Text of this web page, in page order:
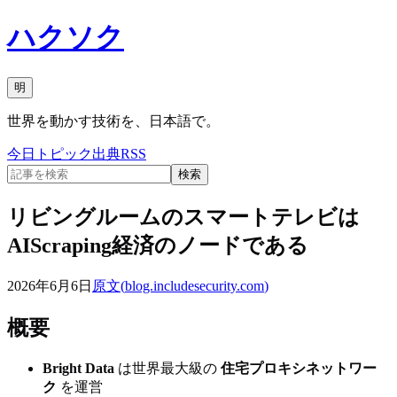
ハクソク
明
世界を動かす技術を、日本語で。
今日 トピック出典RSS
検索
リビングルームのスマートテレビは
AIScraping経済のノードである
2026年6月6日 原文(blog.includesecurity.com)
概要
Bright Data は世界最大級の 住宅プロキシネットワー
ク を運営